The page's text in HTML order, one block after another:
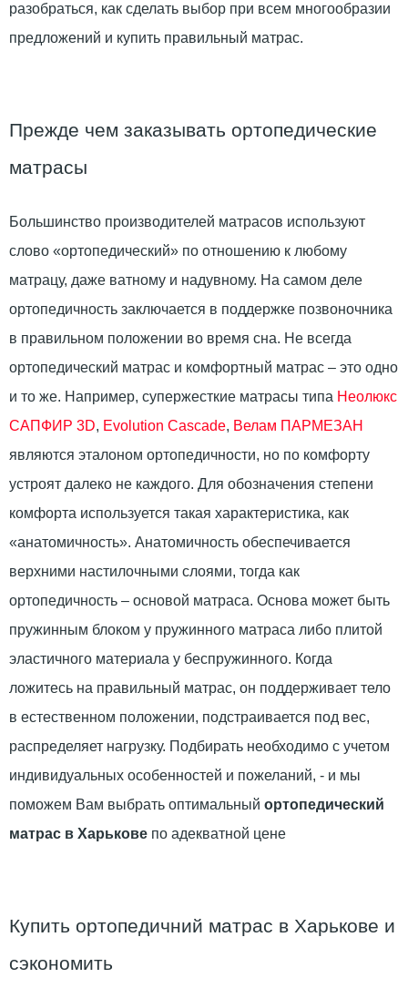
разобраться, как сделать выбор при всем многообразии
предложений и купить правильный матрас.
Прежде чем заказывать ортопедические
матрасы
Большинство производителей матрасов используют
слово «ортопедический» по отношению к любому
матрацу, даже ватному и надувному. На самом деле
ортопедичность заключается в поддержке позвоночника
в правильном положении во время сна. Не всегда
ортопедический матрас и комфортный матрас – это одно
и то же. Например, супержесткие матрасы типа Неолюкс
САПФИР 3D, Evolution Cascade, Велам ПАРМЕЗАН
являются эталоном ортопедичности, но по комфорту
устроят далеко не каждого. Для обозначения степени
комфорта используется такая характеристика, как
«анатомичность». Анатомичность обеспечивается
верхними настилочными слоями, тогда как
ортопедичность – основой матраса. Основа может быть
пружинным блоком у пружинного матраса либо плитой
эластичного материала у беспружинного. Когда
ложитесь на правильный матрас, он поддерживает тело
в естественном положении, подстраивается под вес,
распределяет нагрузку. Подбирать необходимо с учетом
индивидуальных особенностей и пожеланий, - и мы
поможем Вам выбрать оптимальный ортопедический
матрас в Харькове по адекватной цене
Купить ортопедичний матрас в Харькове и
сэкономить